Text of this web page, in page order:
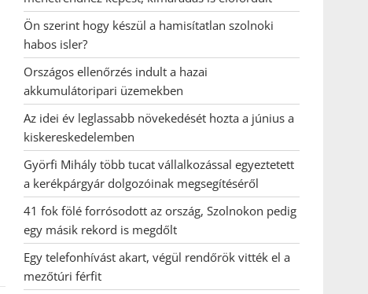
Ön szerint hogy készül a hamisítatlan szolnoki
habos isler?
Országos ellenőrzés indult a hazai
akkumulátoripari üzemekben
Az idei év leglassabb növekedését hozta a június a
kiskereskedelemben
Györfi Mihály több tucat vállalkozással egyeztetett
a kerékpárgyár dolgozóinak megsegítéséről
41 fok fölé forrósodott az ország, Szolnokon pedig
egy másik rekord is megdőlt
Egy telefonhívást akart, végül rendőrök vitték el a
mezőtúri férfit